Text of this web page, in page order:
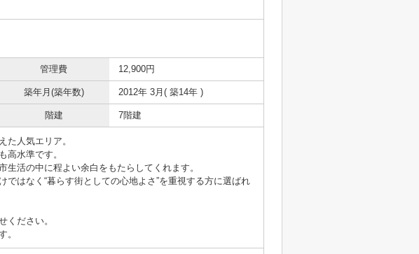
管理費 12,900円
築年月(築年数) 2012年 3月( 築14年 )
階建 7階建
た人気エリア。
高水準です。
活の中に程よい余白をもたらしてくれます。
はなく“暮らす街としての心地よさ”を重視する方に選ばれ
ください。
。